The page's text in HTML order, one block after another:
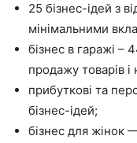
25 бізнес-ідей з
мінімальними
бізнес в гаражі –
продажу товарів і
прибуткові та
бізнес-ідей;
бізнес для жінок